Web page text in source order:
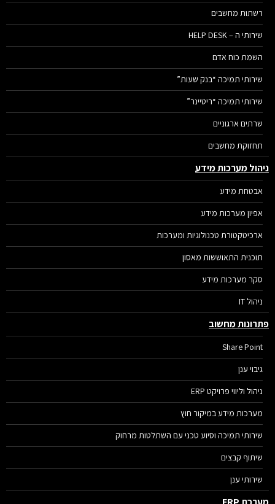
רשתות מחשבים
שירותי ה – HELP DESK
השמת כוח אדם
שירותי תמיכה “בנק שעות”
שירותי תמיכה “ריטיינר”
שרתים ארגוניים
תחזוקת מחשבים
מערכות מידע
אבטחת מידע
אפיון מערכות מידע
ארכיטקטורת טכנולוגיות ומערכות
תוכנית התאוששות מאסון
סקר מערכות מידע
ניהול IT
מחשוב
Share Point
גיבוי ענן
ניהול וליווי פרויקט ERP
מערכות מידע במיקור חוץ
שירותי תמיכה וסיוע טכני עם השתלטות מרחוק
שיתוף קבצים
שירותי ענן